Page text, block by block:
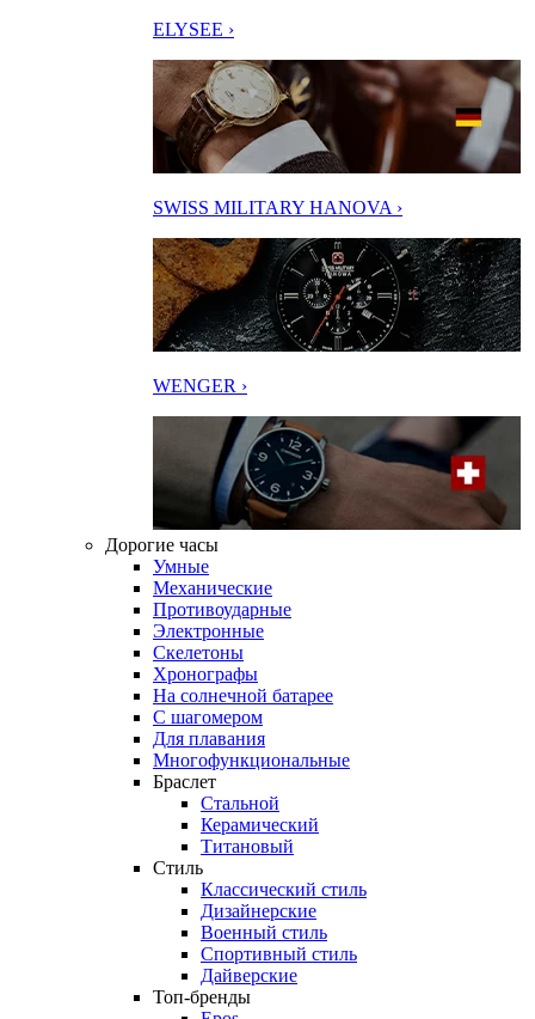
ELYSEE ›
SWISS MILITARY HANOVA ›
WENGER ›
Дорогие часы
Умные
Механические
Противоударные
Электронные
Скелетоны
Хронографы
На солнечной батарее
С шагомером
Для плавания
Многофункциональные
Браслет
Стальной
Керамический
Титановый
Стиль
Классический стиль
Дизайнерские
Военный стиль
Спортивный стиль
Дайверские
Топ-бренды